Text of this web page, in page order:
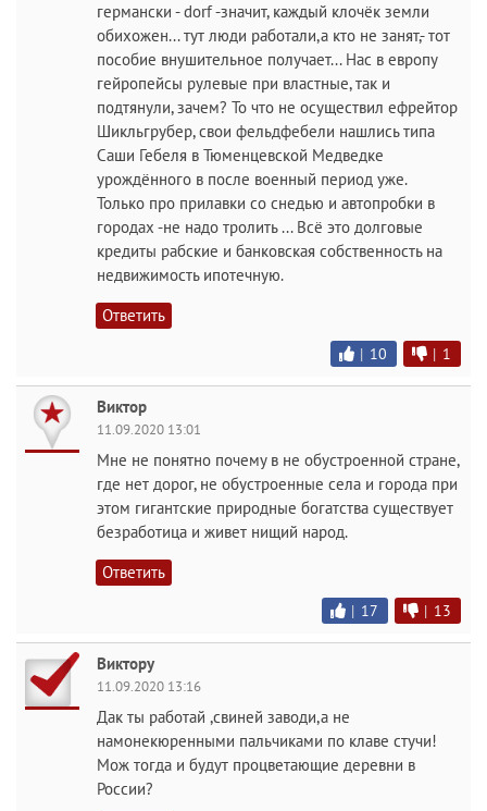
германски - dorf -значит, каждый клочёк земли
обихожен... тут люди работали,а кто не занят,- тот
пособие внушительное получает... Нас в европу
гейропейсы рулевые при властные, так и
подтянули, зачем? То что не осуществил ефрейтор
Шикльгрубер, свои фельдфебели нашлись типа
Саши Гебеля в Тюменцевской Медведке
урождённого в после военный период уже.
Только про прилавки со снедью и автопробки в
городах -не надо тролить ... Всё это долговые
кредиты рабские и банковская собственность на
недвижимость ипотечную.
Ответить
| 10 | 1
Виктор
11.09.2020 13:01
Мне не понятно почему в не обустроенной стране,
где нет дорог, не обустроенные села и города при
этом гигантские природные богатства существует
безработица и живет нищий народ.
Ответить
| 17 | 13
Виктору
11.09.2020 13:16
Дак ты работай ,свиней заводи,а не
намонекюренными пальчиками по клаве стучи!
Мож тогда и будут процветающие деревни в
России?